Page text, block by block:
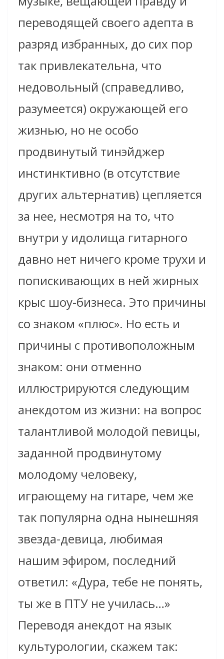
переводящей своего адепта в
разряд избранных, до сих пор
так привлекательна, что
недовольный (справедливо,
разумеется) окружающей его
жизнью, но не особо
продвинутый тинэйджер
инстинктивно (в отсутствие
других альтернатив) цепляется
за нее, несмотря на то, что
внутри у идолища гитарного
давно нет ничего кроме трухи и
попискивающих в ней жирных
крыс шоу-бизнеса. Это причины
со знаком «плюс». Но есть и
причины с противоположным
знаком: они отменно
иллюстрируются следующим
анекдотом из жизни: на вопрос
талантливой молодой певицы,
заданной продвинутому
молодому человеку,
играющему на гитаре, чем же
так популярна одна нынешняя
звезда-девица, любимая
нашим эфиром, последний
ответил: «Дура, тебе не понять,
ты же в ПТУ не училась…»
Переводя анекдот на язык
культурологии, скажем так: